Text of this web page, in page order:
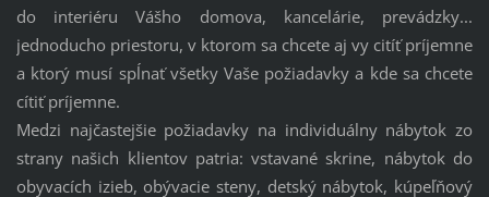
do interiéru Vášho domova, kancelárie, prevádzky...
jednoducho priestoru, v ktorom sa chcete aj vy citíť príjemne
a ktorý musí spĺnať všetky Vaše požiadavky a kde sa chcete
cítiť príjemne.
Medzi najčastejšie požiadavky na individuálny nábytok zo
strany našich klientov patria: vstavané skrine, nábytok do
obyvacích izieb, obývacie steny, detský nábytok, kúpeľňový